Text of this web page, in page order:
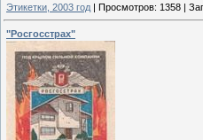
Этикетки, 2003 год | Просмотров: 1358 |
"Росгосстрах"